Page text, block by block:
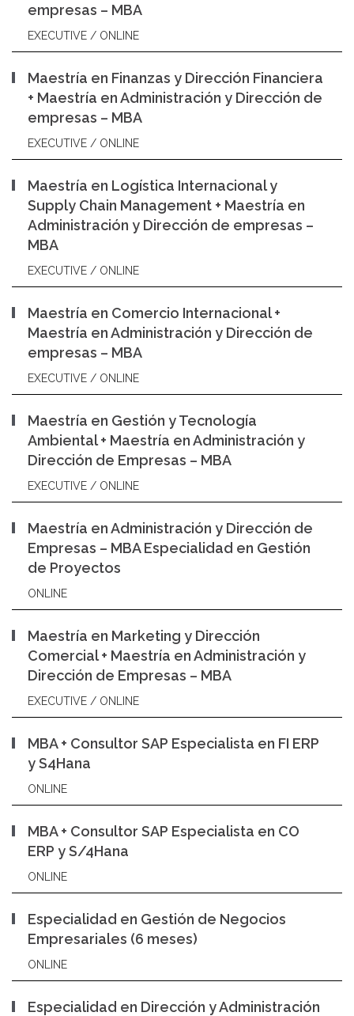
empresas – MBA
EXECUTIVE / ONLINE
Maestría en Finanzas y Dirección Financiera
+ Maestría en Administración y Dirección de
empresas – MBA
EXECUTIVE / ONLINE
Maestría en Logística Internacional y
Supply Chain Management + Maestría en
Administración y Dirección de empresas –
MBA
EXECUTIVE / ONLINE
Maestría en Comercio Internacional +
Maestría en Administración y Dirección de
empresas – MBA
EXECUTIVE / ONLINE
Maestría en Gestión y Tecnología
Ambiental + Maestría en Administración y
Dirección de Empresas – MBA
EXECUTIVE / ONLINE
Maestría en Administración y Dirección de
Empresas – MBA Especialidad en Gestión
de Proyectos
ONLINE
Maestría en Marketing y Dirección
Comercial + Maestría en Administración y
Dirección de Empresas – MBA
EXECUTIVE / ONLINE
MBA + Consultor SAP Especialista en FI ERP
y S4Hana
ONLINE
MBA + Consultor SAP Especialista en CO
ERP y S/4Hana
ONLINE
Especialidad en Gestión de Negocios
Empresariales (6 meses)
ONLINE
Especialidad en Dirección y Administración